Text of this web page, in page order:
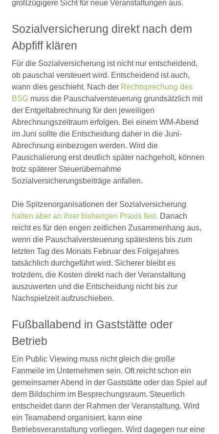
großzügigere Sicht für neue Veranstaltungen aus.
Sozialversicherung direkt nach dem
Abpfiff klären
Für die Sozialversicherung ist nicht nur entscheidend,
ob pauschal versteuert wird. Entscheidend ist auch,
wann dies geschieht. Nach der Rechtsprechung des
BSG muss die Pauschalversteuerung grundsätzlich mit
der Entgeltabrechnung für den jeweiligen
Abrechnungszeitraum erfolgen. Bei einem WM-Abend
im Juni sollte die Entscheidung daher in die Juni-
Abrechnung einbezogen werden. Wird die
Pauschalierung erst deutlich später nachgeholt, können
trotz späterer Steuerübernahme
Sozialversicherungsbeiträge anfallen.
Die Spitzenorganisationen der Sozialversicherung
halten aber an ihrer bisherigen Praxis fest. Danach
reicht es für den engen zeitlichen Zusammenhang aus,
wenn die Pauschalversteuerung spätestens bis zum
letzten Tag des Monats Februar des Folgejahres
tatsächlich durchgeführt wird. Sicherer bleibt es
trotzdem, die Kosten direkt nach der Veranstaltung
auszuwerten und die Entscheidung nicht bis zur
Nachspielzeit aufzuschieben.
Fußballabend in Gaststätte oder
Betrieb
Ein Public Viewing muss nicht gleich die große
Fanmeile im Unternehmen sein. Oft reicht schon ein
gemeinsamer Abend in der Gaststätte oder das Spiel auf
dem Bildschirm im Besprechungsraum. Steuerlich
entscheidet dann der Rahmen der Veranstaltung. Wird
ein Teamabend organisiert, kann eine
Betriebsveranstaltung vorliegen. Wird dagegen nur eine